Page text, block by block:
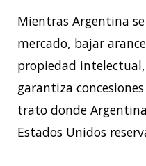
Mientras Argentina
mercado, bajar
propiedad
garantiza
trato donde
Estados Unidos